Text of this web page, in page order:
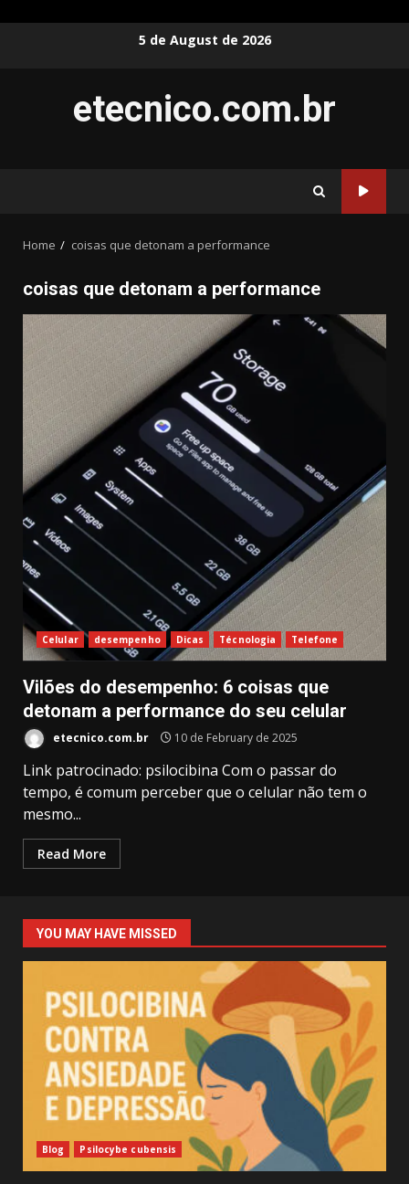
5 de August de 2026
etecnico.com.br
Home coisas que detonam a performance
coisas que detonam a performance
Celular desempenho Dicas Técnologia Telefone
Vilões do desempenho: 6 coisas que
detonam a performance do seu celular
etecnico.com.br 10 de February de 2025
Link patrocinado: psilocibina Com o passar do
tempo, é comum perceber que o celular não tem o
mesmo...
Read More
YOU MAY HAVE MISSED
Blog Psilocybe cubensis